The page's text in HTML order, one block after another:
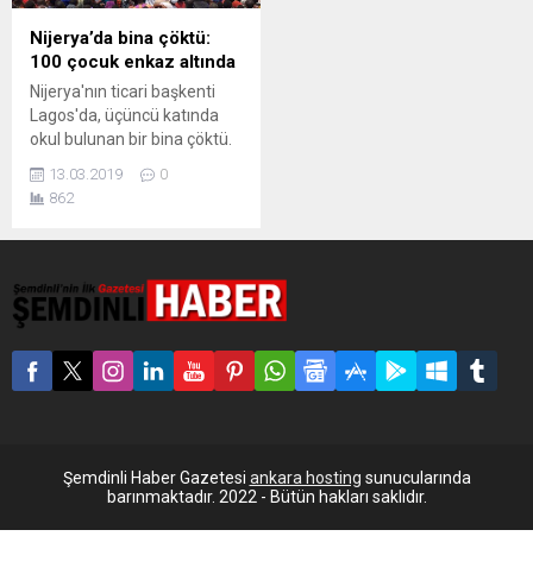
Nijerya’da bina çöktü:
100 çocuk enkaz altında
Nijerya'nın ticari başkenti
Lagos'da, üçüncü katında
okul bulunan bir bina çöktü.
kişinin enkaz altında kaldığı
açıklandı. Afrika ülkesi
bulunduğu üç katlı bir bina
çöktü. Enkaz altında 100’ü
öğrenci çok sayıda kişinin
bulunduğu, şu ana dek yedi
öğrencinin kurtarıldığı
13.03.2019
0
862
Şemdinli Haber Gazetesi ankara hosting sunucularında
barınmaktadır. 2022 - Bütün hakları saklıdır.